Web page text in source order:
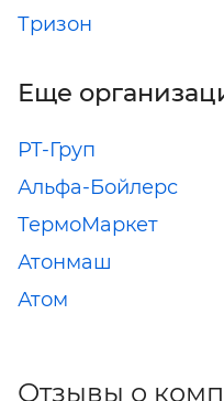
Тризон
Еще
РТ-Груп
Альфа-Бойлерс
ТермоМаркет
Атонмаш
Атом
Отзывы о